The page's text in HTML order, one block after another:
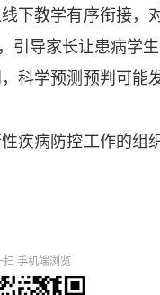
教学有序衔接，
导家长让患病学
学预测预判可能
病防控工作的组
扫 手机端浏览